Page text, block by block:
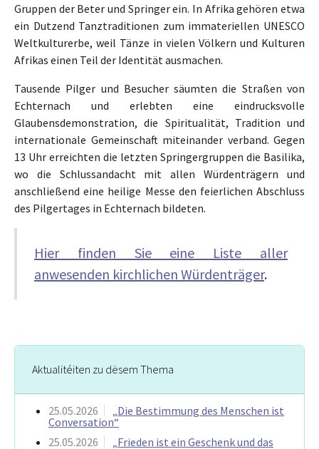
Gruppen der Beter und Springer ein. In Afrika gehören etwa
ein Dutzend Tanztraditionen zum immateriellen UNESCO
Weltkulturerbe, weil Tänze in vielen Völkern und Kulturen
Afrikas einen Teil der Identität ausmachen.
Tausende Pilger und Besucher säumten die Straßen von
Echternach und erlebten eine eindrucksvolle
Glaubensdemonstration, die Spiritualität, Tradition und
internationale Gemeinschaft miteinander verband. Gegen
13 Uhr erreichten die letzten Springergruppen die Basilika,
wo die Schlussandacht mit allen Würdenträgern und
anschließend eine heilige Messe den feierlichen Abschluss
des Pilgertages in Echternach bildeten.
Hier finden Sie eine Liste aller
anwesenden kirchlichen Würdenträger.
Aktualitéiten zu dësem Thema
25.05.2026
„Die Bestimmung des Menschen ist
Conversation“
25.05.2026
„Frieden ist ein Geschenk und das